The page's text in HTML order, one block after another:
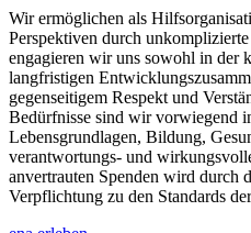
Wir ermöglichen als
Perspektiven durch
engagieren wir uns sowohl in der
langfristigen
gegenseitigem Respekt und
Bedürfnisse sind wir vorwiegend
Lebensgrundlagen, Bildung,
verantwortungs- und
anvertrauten Spenden wird durch
Verpflichtung zu den Standards